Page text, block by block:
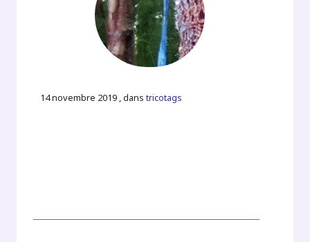
14 novembre 2019 , danstricotags